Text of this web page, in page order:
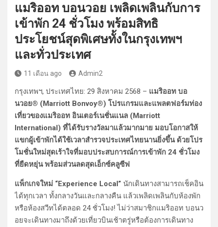
แมริออท บอนวอย เพลิดเพลินกับการ
เข้าพัก 24 ชั่วโมง พร้อมสิทธิ
ประโยชน์สุดพิเศษทั้งในกรุงเทพฯ
และทั่วประเทศ
11 เดือน ago Admin2
กรุงเทพฯ, ประเทศไทย: 29 สิงหาคม 2568 – แมริออท บอ
นวอย® (Marriott Bonvoy®) โปรแกรมและแพลตฟอร์มท่อง
เที่ยวของแมริออท อินเตอร์เนชั่นแนล (Marriott
International) ที่ได้รับรางวัลมาแล้วมากมาย มอบโอกาสให้
แขกผู้เข้าพักได้ใช้เวลาสำรวจประเทศไทยนานยิ่งขึ้น ด้วยโปร
โมชั่นใหม่สุดเร้าใจที่มอบประสบการณ์การเข้าพัก 24 ชั่วโมง
ที่ยืดหยุ่น พร้อมส่วนลดสุดเอ็กซ์คลูซีฟ
แพ็กเกจใหม่ “Experience Local” นักเดินทางสามารถเช็คอิน
ได้ทุกเวลา ทั้งกลางวันและกลางคืน แล้วเพลิดเพลินกับห้องพัก
หรือห้องสวีทได้ตลอด 24 ชั่วโมง! ไม่ว่าสมาชิกแมริออท บอนว
อยจะเดินทางมาถึงด้วยเที่ยวบินเช้าตรู่หรือต้องการเดินทาง